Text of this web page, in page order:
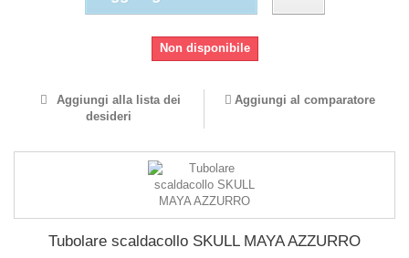
Non disponibile
Aggiungi alla lista dei
desideri
Aggiungi al comparatore
Tubolare scaldacollo SKULL MAYA AZZURRO